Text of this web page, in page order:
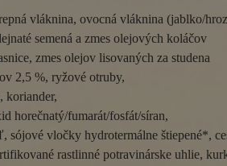
vláknina, ovocná vláknina (jablko/
semená a zmes olejových koláčov
zmes olejov lisovaných za studena
2,5 %, ryžové otruby,
koriander,
horečnatý/fumarát/fosfát/síran,
sójové vločky hydrotermálne štiepené*,
rastlinné potravinárske uhlie,